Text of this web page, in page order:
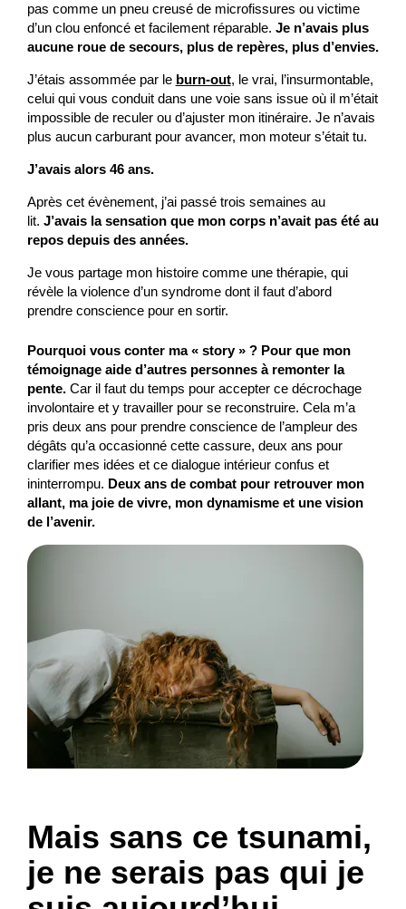
pas comme un pneu creusé de microfissures ou victime
d’un clou enfoncé et facilement réparable. Je n’avais plus
aucune roue de secours, plus de repères, plus d’envies.
J’étais assommée par le burn-out, le vrai, l’insurmontable,
celui qui vous conduit dans une voie sans issue où il m’était
impossible de reculer ou d’ajuster mon itinéraire. Je n’avais
plus aucun carburant pour avancer, mon moteur s’était tu.
J’avais alors 46 ans.
Après cet évènement, j’ai passé trois semaines au
lit. J’avais la sensation que mon corps n’avait pas été au
repos depuis des années.
Je vous partage mon histoire comme une thérapie, qui
révèle la violence d’un syndrome dont il faut d’abord
prendre conscience pour en sortir.
Pourquoi vous conter ma « story » ? Pour que mon
témoignage aide d’autres personnes à remonter la
pente.Car il faut du temps pour accepter ce décrochage
involontaire et y travailler pour se reconstruire. Cela m’a
pris deux ans pour prendre conscience de l’ampleur des
dégâts qu’a occasionné cette cassure, deux ans pour
clarifier mes idées et ce dialogue intérieur confus et
ininterrompu. Deux ans de combat pour retrouver mon
allant, ma joie de vivre, mon dynamisme et une vision
de l’avenir.
Mais sans ce tsunami,
je ne serais pas qui je